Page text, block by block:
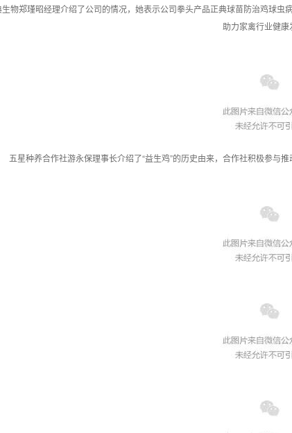
物郑瑾昭经理介绍了公司的情况，她表示公司拳头产品正典球苗防治鸡球虫
助力家禽行业健康
五星种养合作社游永保理事长介绍了“益生鸡”的历史由来，合作社积极参与